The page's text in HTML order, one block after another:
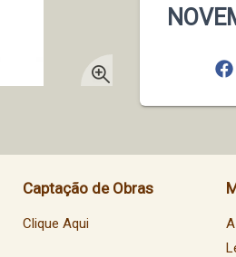
Captação de Obras
Clique Aqui